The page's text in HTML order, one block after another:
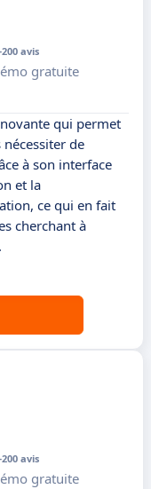
avis
gratuite
qui permet
de
à son interface
et la
ce qui en fait
cherchant à
avis
gratuite